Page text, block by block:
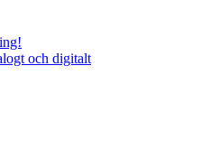
och digitalt